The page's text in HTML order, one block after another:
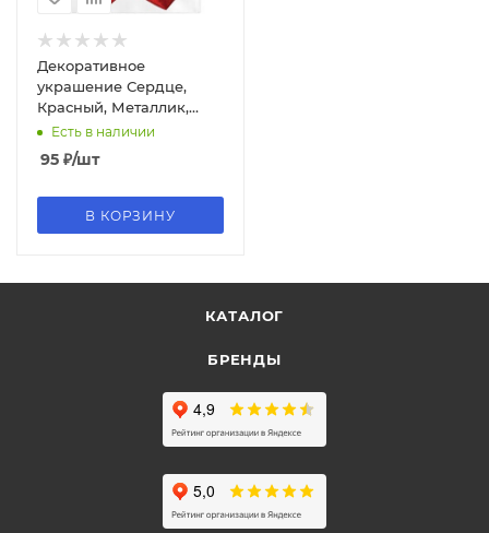
Декоративное
украшение Сердце,
Красный, Металлик,
3,5х3,1 см, 4 шт.
Есть в наличии
95 ₽/шт
В КОРЗИНУ
КАТАЛОГ
БРЕНДЫ